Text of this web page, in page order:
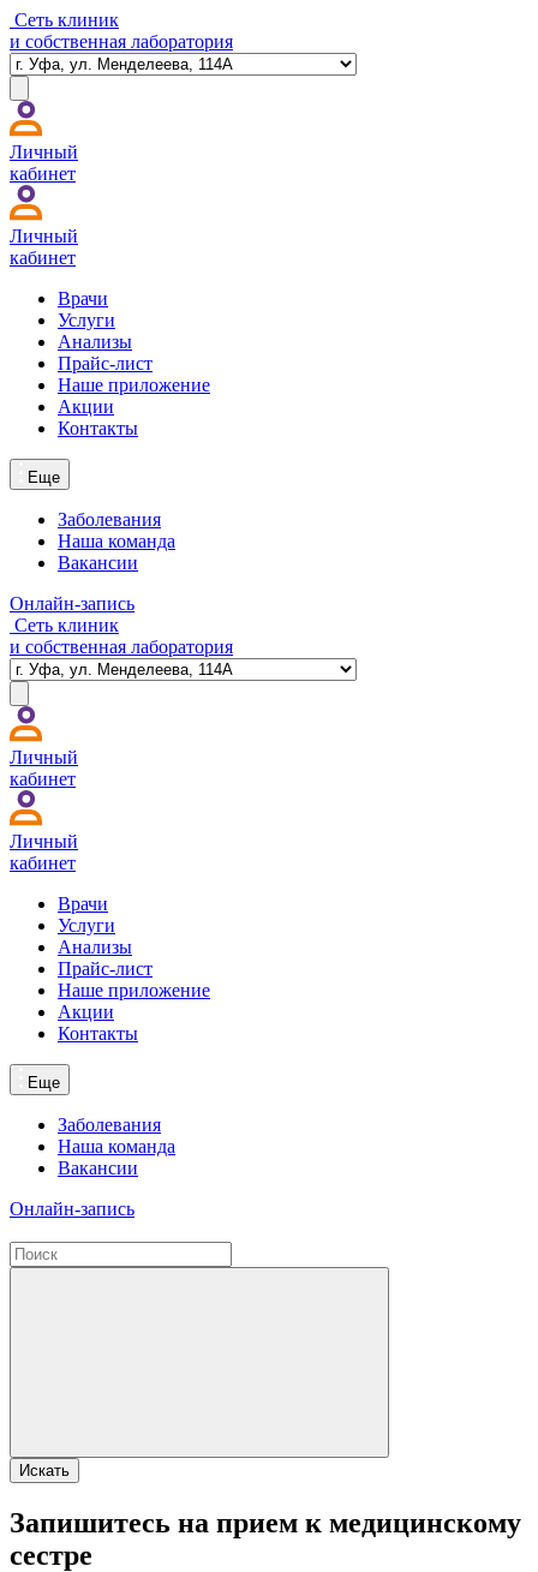
Сеть клиник
и собственная лаборатория
Личный
кабинет
Личный
кабинет
Врачи
Услуги
Анализы
Прайс-лист
Наше приложение
Акции
Контакты
Еще
Заболевания
Наша команда
Вакансии
Онлайн-запись
Сеть клиник
и собственная лаборатория
Личный
кабинет
Личный
кабинет
Врачи
Услуги
Анализы
Прайс-лист
Наше приложение
Акции
Контакты
Еще
Заболевания
Наша команда
Вакансии
Онлайн-запись
Искать
Запишитесь на прием к медицинскому
сестре